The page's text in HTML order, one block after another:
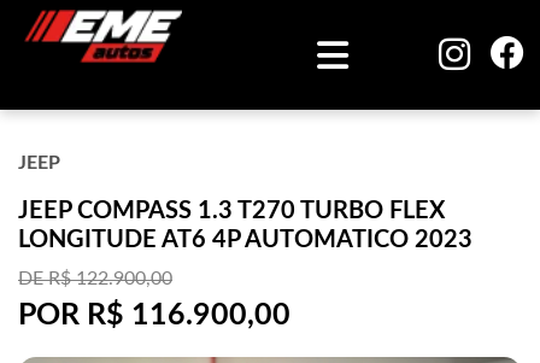
JEEP
JEEP COMPASS 1.3 T270 TURBO FLEX
LONGITUDE AT6 4P AUTOMATICO 2023
DE R$ 122.900,00
POR R$ 116.900,00